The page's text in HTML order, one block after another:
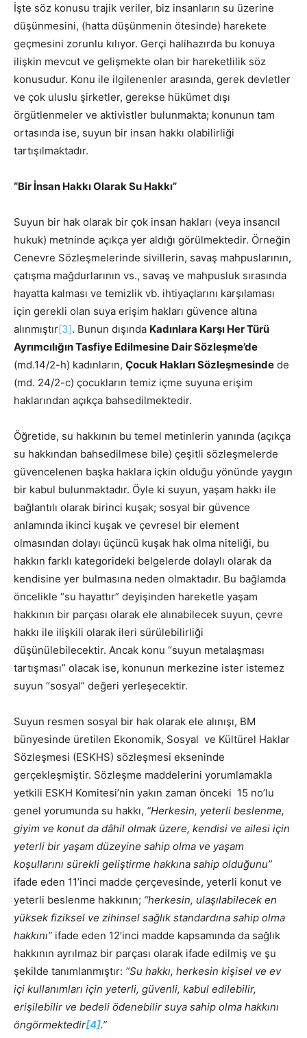
İşte söz konusu trajik veriler, biz insanların su üzerine
düşünmesini, (hatta düşünmenin ötesinde) harekete
geçmesini zorunlu kılıyor. Gerçi halihazırda bu konuya
ilişkin mevcut ve gelişmekte olan bir hareketlilik söz
konusudur. Konu ile ilgilenenler arasında, gerek devletler
ve çok uluslu şirketler, gerekse hükümet dışı
örgütlenmeler ve aktivistler bulunmakta; konunun tam
ortasında ise, suyun bir insan hakkı olabilirliği
tartışılmaktadır.
“Bir İnsan Hakkı Olarak Su Hakkı”
Suyun bir hak olarak bir çok insan hakları (veya insancıl
hukuk) metninde açıkça yer aldığı görülmektedir. Örneğin
Cenevre Sözleşmelerinde sivillerin, savaş mahpuslarının,
çatışma mağdurlarının vs., savaş ve mahpusluk sırasında
hayatta kalması ve temizlik vb. ihtiyaçlarını karşılaması
için gerekli olan suya erişim hakları güvence altına
alınmıştır[3]. Bunun dışında Kadınlara Karşı Her Türü
Ayrımcılığın Tasfiye Edilmesine Dair Sözleşme’de
(md.14/2-h) kadınların, Çocuk Hakları Sözleşmesinde de
(md. 24/2-c) çocukların temiz içme suyuna erişim
haklarından açıkça bahsedilmektedir.
Öğretide, su hakkının bu temel metinlerin yanında (açıkça
su hakkından bahsedilmese bile) çeşitli sözleşmelerde
güvencelenen başka haklara içkin olduğu yönünde yaygın
bir kabul bulunmaktadır. Öyle ki suyun, yaşam hakkı ile
bağlantılı olarak birinci kuşak; sosyal bir güvence
anlamında ikinci kuşak ve çevresel bir element
olmasından dolayı üçüncü kuşak hak olma niteliği, bu
hakkın farklı kategorideki belgelerde dolaylı olarak da
kendisine yer bulmasına neden olmaktadır. Bu bağlamda
öncelikle “su hayattır” deyişinden hareketle yaşam
hakkının bir parçası olarak ele alınabilecek suyun, çevre
hakkı ile ilişkili olarak ileri sürülebilirliği
düşünülebilecektir. Ancak konu “suyun metalaşması
tartışması” olacak ise, konunun merkezine ister istemez
suyun “sosyal” değeri yerleşecektir.
Suyun resmen sosyal bir hak olarak ele alınışı, BM
bünyesinde üretilen Ekonomik, Sosyal ve Kültürel Haklar
Sözleşmesi (ESKHS) sözleşmesi ekseninde
gerçekleşmiştir. Sözleşme maddelerini yorumlamakla
yetkili ESKH Komitesi’nin yakın zaman önceki 15 no’lu
genel yorumunda su hakkı, “Herkesin, yeterli beslenme,
giyim ve konut da dâhil olmak üzere, kendisi ve ailesi için
yeterli bir yaşam düzeyine sahip olma ve yaşam
koşullarını sürekli geliştirme hakkına sahip olduğunu”
ifade eden 11’inci madde çerçevesinde, yeterli konut ve
yeterli beslenme hakkının; “herkesin, ulaşılabilecek en
yüksek fiziksel ve zihinsel sağlık standardına sahip olma
hakkını” ifade eden 12’inci madde kapsamında da sağlık
hakkının ayrılmaz bir parçası olarak ifade edilmiş ve şu
şekilde tanımlanmıştır: “Su hakkı, herkesin kişisel ve ev
içi kullanımları için yeterli, güvenli, kabul edilebilir,
erişilebilir ve bedeli ödenebilir suya sahip olma hakkını
öngörmektedir[4].”